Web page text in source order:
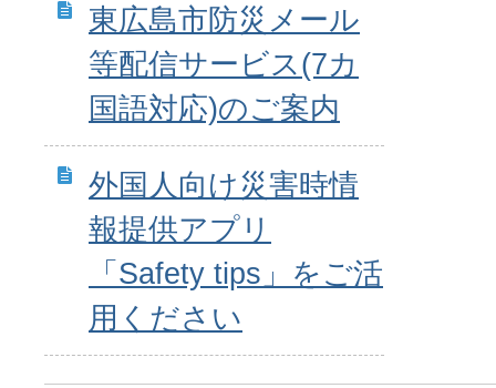
東広島市防災メール
等配信サービス(7カ
国語対応)のご案内
外国人向け災害時情
報提供アプリ
「Safety tips」をご活
用ください